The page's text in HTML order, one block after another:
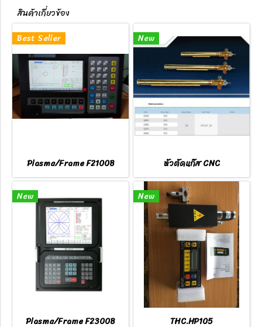
สินค้าเกี่ยวข้อง
Best Seller
Plasma/Frame F2100B
New
หัวตัดแก๊ส CNC
New
Plasma/Frame F2300B
New
THC.HP105